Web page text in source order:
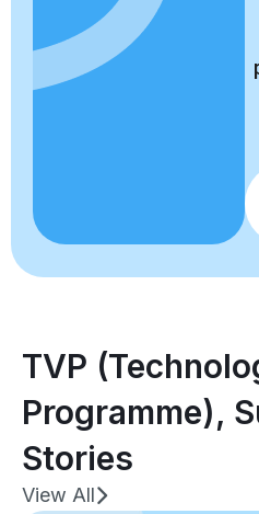
TVP
Programme),
Stories
View All